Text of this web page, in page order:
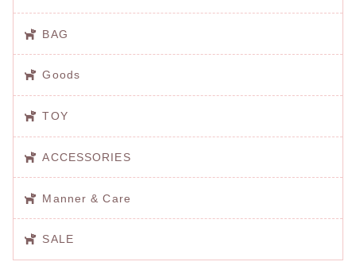
BAG
Goods
TOY
ACCESSORIES
Manner & Care
SALE